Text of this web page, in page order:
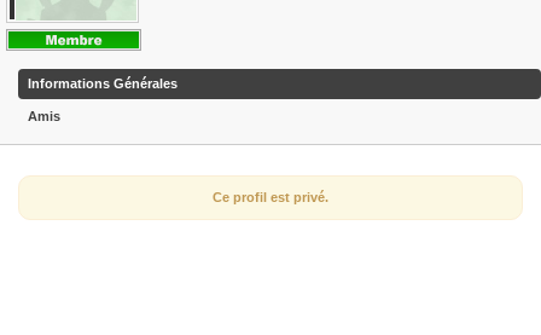
Informations Générales
Amis
Ce profil est privé.